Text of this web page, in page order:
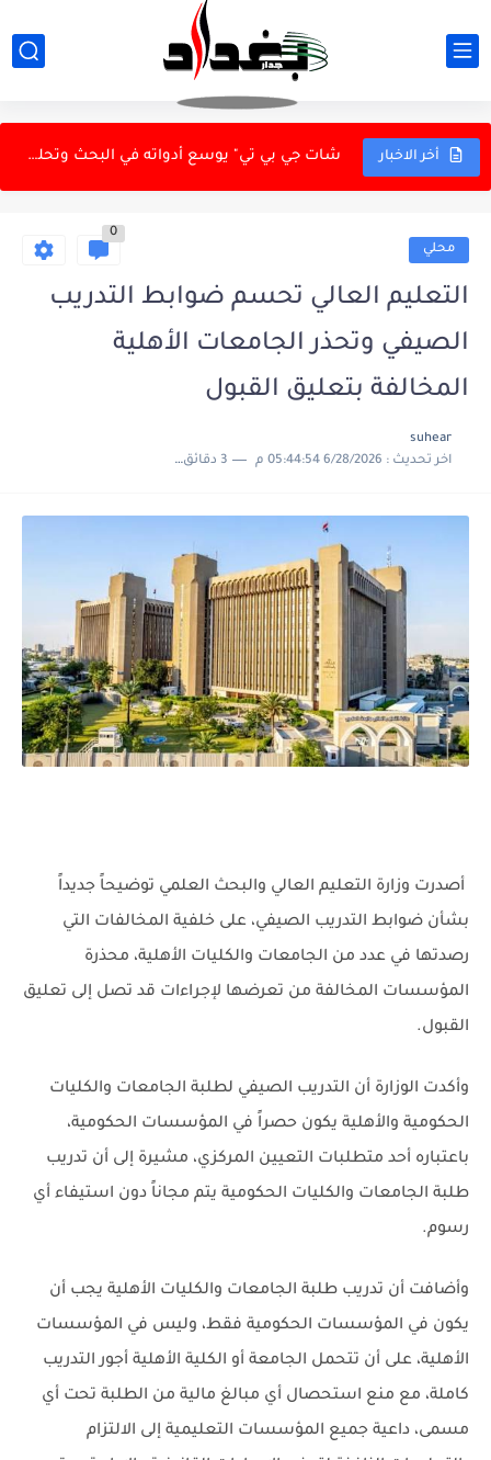
أخر الاخبار
أرنولد يرصد مشاكل إدارية في المنتخب الوطني
شات جي بي تي" يوسع أدواته في البحث وتحليل...
مجلس القضاء الأعلى يعلن افتتاح محكمة جنح الموصل محلي
0
التعليم العالي تحسم ضوابط التدريب
الصيفي وتحذر الجامعات الأهلية
المخالفة بتعليق القبول
suhear
اخر تحديث : 6/28/2026 05:44:54 م 3 دقائق للقراءة
أصدرت وزارة التعليم العالي والبحث العلمي توضيحاً جديداً
بشأن ضوابط التدريب الصيفي، على خلفية المخالفات التي
رصدتها في عدد من الجامعات والكليات الأهلية، محذرة
المؤسسات المخالفة من تعرضها لإجراءات قد تصل إلى تعليق
القبول.
وأكدت الوزارة أن التدريب الصيفي لطلبة الجامعات والكليات
الحكومية والأهلية يكون حصراً في المؤسسات الحكومية،
باعتباره أحد متطلبات التعيين المركزي، مشيرة إلى أن تدريب
طلبة الجامعات والكليات الحكومية يتم مجاناً دون استيفاء أي
رسوم.
وأضافت أن تدريب طلبة الجامعات والكليات الأهلية يجب أن
يكون في المؤسسات الحكومية فقط، وليس في المؤسسات
الأهلية، على أن تتحمل الجامعة أو الكلية الأهلية أجور التدريب
كاملة، مع منع استحصال أي مبالغ مالية من الطلبة تحت أي
مسمى، داعية جميع المؤسسات التعليمية إلى الالتزام